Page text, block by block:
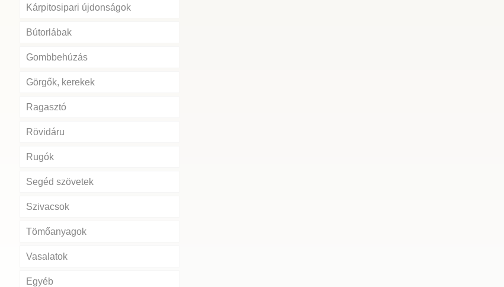
Kárpitosipari újdonságok
Bútorlábak
Gombbehúzás
Görgők, kerekek
Ragasztó
Rövidáru
Rugók
Segéd szövetek
Szivacsok
Tömőanyagok
Vasalatok
Egyéb